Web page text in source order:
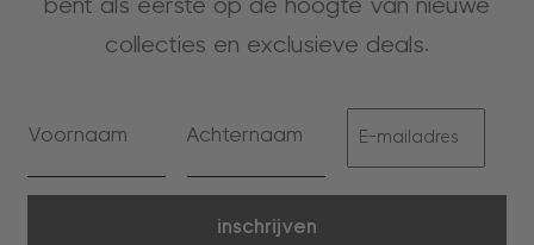
bent als eerste op de hoogte van nieuwe
collecties en exclusieve deals.
inschrijven